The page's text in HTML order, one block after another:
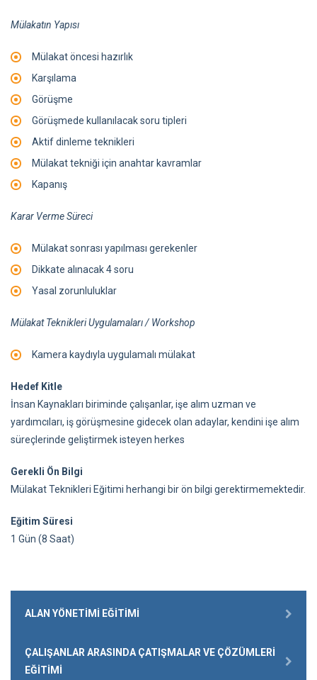
Mülakatın Yapısı
Mülakat öncesi hazırlık
Karşılama
Görüşme
Görüşmede kullanılacak soru tipleri
Aktif dinleme teknikleri
Mülakat tekniği için anahtar kavramlar
Kapanış
Karar Verme Süreci
Mülakat sonrası yapılması gerekenler
Dikkate alınacak 4 soru
Yasal zorunluluklar
Mülakat Teknikleri Uygulamaları / Workshop
Kamera kaydıyla uygulamalı mülakat
Hedef Kitle
İnsan Kaynakları biriminde çalışanlar, işe alım uzman ve
yardımcıları, iş görüşmesine gidecek olan adaylar, kendini işe alım
süreçlerinde geliştirmek isteyen herkes
Gerekli Ön Bilgi
Mülakat Teknikleri Eğitimi herhangi bir ön bilgi gerektirmemektedir.
Eğitim Süresi
1 Gün (8 Saat)
ALAN YÖNETIMI EĞITIMI
ÇALIŞANLAR ARASINDA ÇATIŞMALAR VE ÇÖZÜMLERI
EĞITIMI